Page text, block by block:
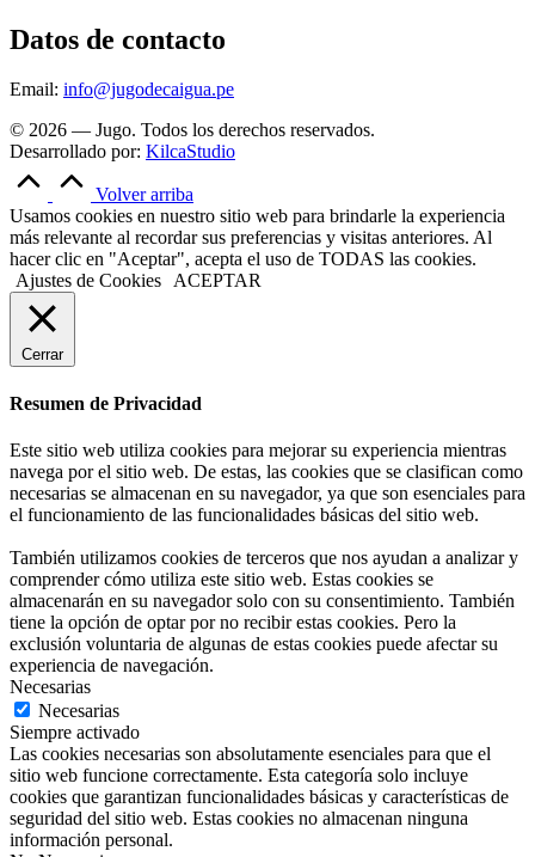
Datos de contacto
Email: info@jugodecaigua.pe
© 2026 — Jugo. Todos los derechos reservados.
Desarrollado por: KilcaStudio
Volver arriba
Usamos cookies en nuestro sitio web para brindarle la experiencia
más relevante al recordar sus preferencias y visitas anteriores. Al
hacer clic en "Aceptar", acepta el uso de TODAS las cookies.
Ajustes de Cookies ACEPTAR
Cerrar
Resumen de Privacidad
Este sitio web utiliza cookies para mejorar su experiencia mientras
navega por el sitio web. De estas, las cookies que se clasifican como
necesarias se almacenan en su navegador, ya que son esenciales para
el funcionamiento de las funcionalidades básicas del sitio web.
También utilizamos cookies de terceros que nos ayudan a analizar y
comprender cómo utiliza este sitio web. Estas cookies se
almacenarán en su navegador solo con su consentimiento. También
tiene la opción de optar por no recibir estas cookies. Pero la
exclusión voluntaria de algunas de estas cookies puede afectar su
experiencia de navegación.
Necesarias
Necesarias
Siempre activado
Las cookies necesarias son absolutamente esenciales para que el
sitio web funcione correctamente. Esta categoría solo incluye
cookies que garantizan funcionalidades básicas y características de
seguridad del sitio web. Estas cookies no almacenan ninguna
información personal.